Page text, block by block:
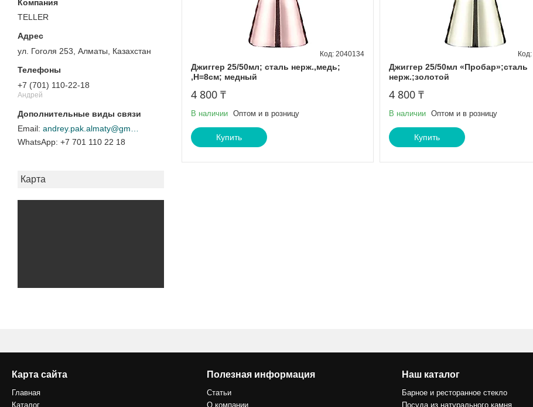
TELLER
ул. Гоголя 253, Алматы, Казахстан
+7 (701) 110-22-18
Андрей
+7 701 110 22 18
Карта
Джиггер 25/50мл; сталь нерж.,медь;
,H=8см; медный
2040134
4 800 ₸
В наличии Оптом и в розницу
Купить
Джиггер 25/50мл «Пробар»;сталь
нерж.;золотой
4 800 ₸
В наличии Оптом и в розницу
Купить
Карта сайта
Главная
Каталог
Полезная информация
Статьи
О компании
Наш каталог
Барное и ресторанное стекло
Посуда из натурального камня